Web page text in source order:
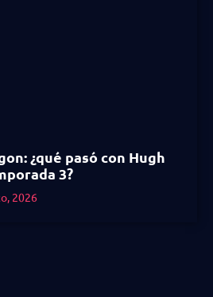
¿qué pasó con Hugh
3?
2026